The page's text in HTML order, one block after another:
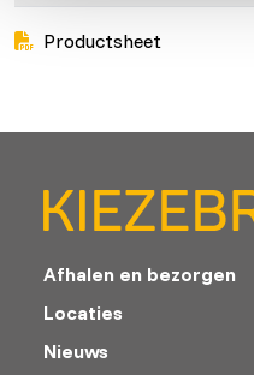
Productsheet
Afhalen en bezorgen
Locaties
Nieuws